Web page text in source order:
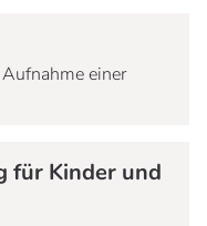
einer
für Kinder und